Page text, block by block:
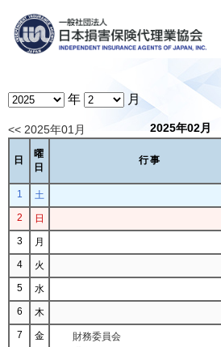
年 月
<< 2025年01月 2025年02月
日
曜
日
行事
1
土
2
日
3
月
4
火
5
水
6
木
7
金
財務委員会